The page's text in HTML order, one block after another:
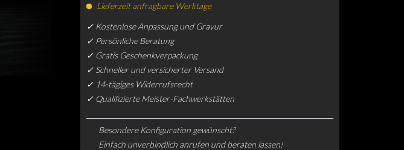
Lieferzeit anfragbare Werktage
✓ Kostenlose Anpassung und Gravur
✓ Persönliche Beratung
✓ Gratis Geschenkverpackung
✓ Schneller und versicherter Versand
✓ 14-tägiges Widerrufsrecht
✓ Qualifizierte Meister-Fachwerkstätten
Besondere Konfiguration gewünscht?
Einfach unverbindlich anrufen und beraten lassen!